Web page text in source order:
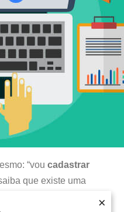
×
×
“vou cadastrar
que existe uma
cuidar de todo o